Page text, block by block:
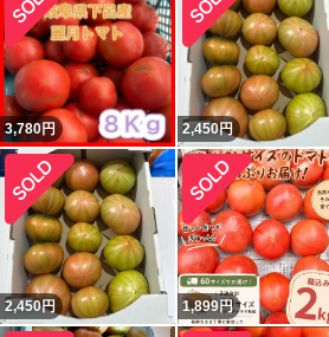
3,780円 2,450円
2,450円 1,899円